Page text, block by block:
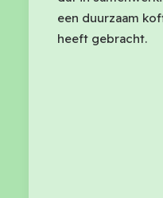
een duurzaam
heeft gebracht.